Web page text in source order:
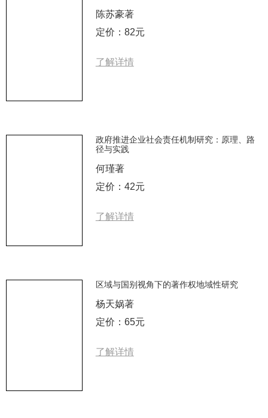
陈苏豪著
定价：82元
了解详情
政府推进企业社会责任机制研究：原理、路
径与实践
何瑾著
定价：42元
了解详情
区域与国别视角下的著作权地域性研究
杨天娲著
定价：65元
了解详情